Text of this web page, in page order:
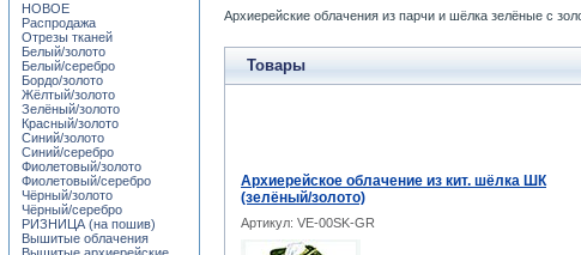
Архиерейские облачения из парчи и шёлка зелёные с
Товары
Архиерейское облачение из кит. шёлка ШК
(зелёный/золото)
Артикул: VE-00SK-GR
НОВОЕ
Распродажа
Отрезы тканей
Белый/золото
Белый/серебро
Бордо/золото
Жёлтый/золото
Зелёный/золото
Красный/золото
Синий/золото
Синий/серебро
Фиолетовый/золото
Фиолетовый/серебро
Чёрный/золото
Чёрный/серебро
РИЗНИЦА (на пошив)
Вышитые облачения